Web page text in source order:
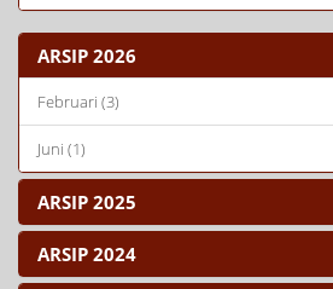
ARSIP 2026
Februari (3)
Juni (1)
ARSIP 2025
ARSIP 2024